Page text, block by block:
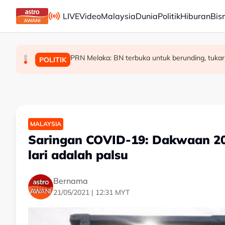
Skip to main content
LIVEVideoMalaysiaDuniaPolitikHiburan
MALAYSIA Malaysia bakal bina kilang fraksinasi plasma
MALAYSIA Rundingan import udang Thailand dijangka
POLITIK PRN Melaka: BN terbuka untuk berunding,
MALAYSIA
Saringan COVID-19: Dakwaan
lari adalah palsu
Bernama
21/05/2021 | 12:31 MYT